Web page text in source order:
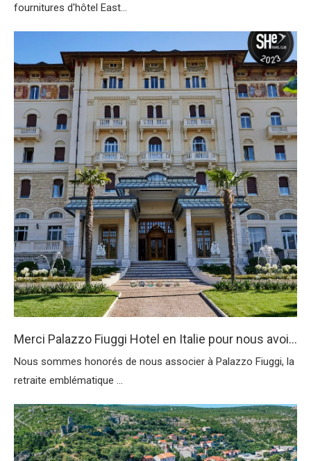
fournitures d'hôtel East...
Merci Palazzo Fiuggi Hotel en Italie pour nous avoir fait confiance
Nous sommes honorés de nous associer à Palazzo Fiuggi, la
retraite emblématique ...